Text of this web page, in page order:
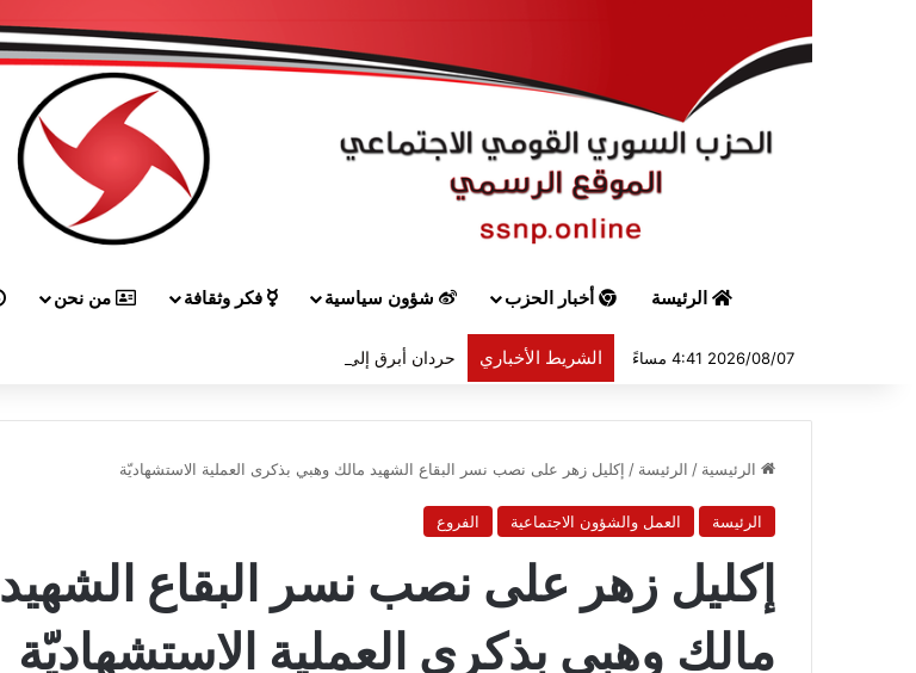
الرئيسة أخبار الحزب شؤون سياسية فكر وثقافة من نحن
2026/08/07 4:41 مساءً الشريط الأخباري حردان أبرق إلى هيكل مهنئاً بمناسبة عيد الجيش
الرئيسية / الرئيسة / إكليل زهر على نصب نسر البقاع الشهيد مالك وهبي بذكرى العملية الاستشهاديّة
الرئيسة العمل والشؤون الاجتماعية الفروع
إكليل زهر على نصب نسر البقاع الشهيد
مالك وهبي بذكرى العملية الاستشهاديّة